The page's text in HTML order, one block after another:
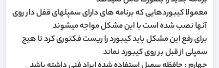
معمولا کیبوردهایی که برنامه های دارای سمپلهای قفل دار روی
آنها نصب شده است با این مشکل مواجه میشوند
برای رفع این مشکل باید کیبورد را ریست فکتوری کرد تا هیچ
سمپلی از قبل بر روی کیبورد نماند